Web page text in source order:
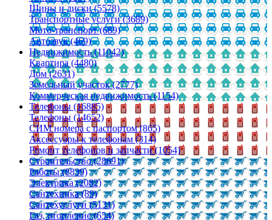
Шины и диски (5578)
Транспортные услуги (3689)
Мото-транспорт (689)
Автозвук (469)
Недвижимость (11042)
Квартира (4480)
Дом (2631)
Земельный участок (2777)
Коммерческая недвижимость (1154)
Телефоны (16885)
Телефоны (14652)
СИМ номера с паспортом (865)
Аксессуары к телефонам (314)
Ремонт телефонов и запчасти (1054)
Строительство (28691)
Работы (8839)
Электрика (2082)
Сантехника (89)
Сантехуслуги (5131)
Газ, отопление (654)